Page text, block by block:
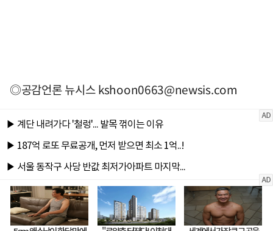
◎공감언론 뉴시스kshoon0663@newsis.com